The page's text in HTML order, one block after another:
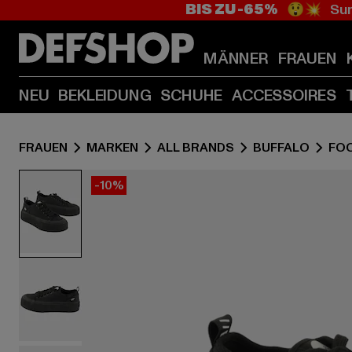
BIS ZU -65% 😲💥
MÄNNER FRAUEN
NEU BEKLEIDUNG SCHUHE ACCESSOIRES
FRAUEN MARKEN ALL BRANDS BUFFALO
-10%